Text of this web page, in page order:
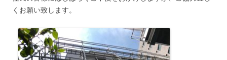
くお願い致します。